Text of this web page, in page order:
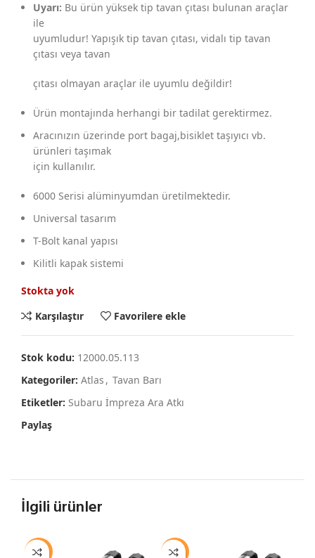
Uyarı: Bu ürün yüksek tip tavan çıtası bulunan araçlar
ile
uyumludur! Yapışık tip tavan çıtası, vidalı tip tavan
çıtası veya tavan
çıtası olmayan araçlar ile uyumlu değildir!
Ürün montajında herhangi bir tadilat gerektirmez.
Aracınızın üzerinde port bagaj,bisiklet taşıyıcı vb.
ürünleri taşımak
için kullanılır.
6000 Serisi alüminyumdan üretilmektedir.
Universal tasarım
T-Bolt kanal yapısı
Kilitli kapak sistemi
Stokta yok
Karşılaştır
Favorilere ekle
Stok kodu: 12000.05.113
Kategoriler: Atlas , Tavan Barı
Etiketler: Subaru İmpreza Ara Atkı
Paylaş
İlgili ürünler
-12% -12%